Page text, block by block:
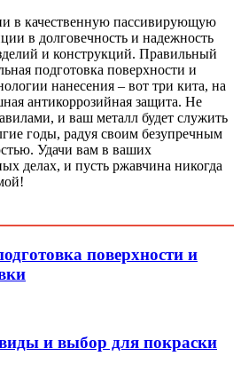
в качественную пассивирующую
в долговечность и надежность
и конструкций. Правильный
подготовка поверхности и
нанесения – вот три кита, на
антикоррозийная защита. Не
и ваш металл будет служить
годы, радуя своим безупречным
Удачи вам в ваших
делах, и пусть ржавчина никогда
поверхности и
и выбор для покраски